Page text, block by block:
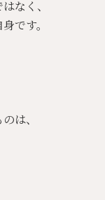
なく、
です。
は、